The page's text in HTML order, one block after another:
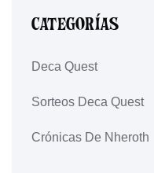
CATEGORÍAS
Deca Quest
Sorteos Deca Quest
Crónicas De Nheroth